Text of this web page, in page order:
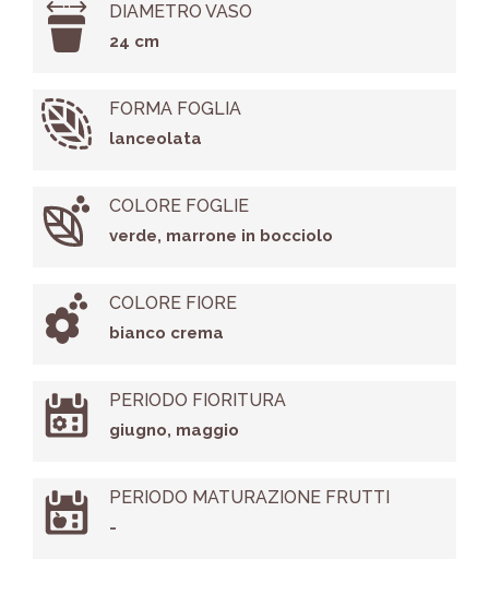
DIAMETRO VASO
24 cm
FORMA FOGLIA
lanceolata
COLORE FOGLIE
verde, marrone in bocciolo
COLORE FIORE
bianco crema
PERIODO FIORITURA
giugno, maggio
PERIODO MATURAZIONE FRUTTI
-